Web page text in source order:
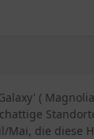
(
die diese